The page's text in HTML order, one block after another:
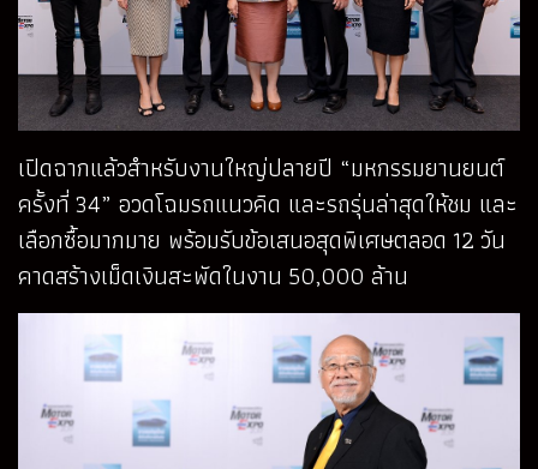
เปิดฉากแล้วสำหรับงานใหญ่ปลายปี “มหกรรมยานยนต์
ครั้งที่ 34” อวดโฉมรถแนวคิด และรถรุ่นล่าสุดให้ชม และ
เลือกซื้อมากมาย พร้อมรับข้อเสนอสุดพิเศษตลอด 12 วัน
คาดสร้างเม็ดเงินสะพัดในงาน 50,000 ล้าน